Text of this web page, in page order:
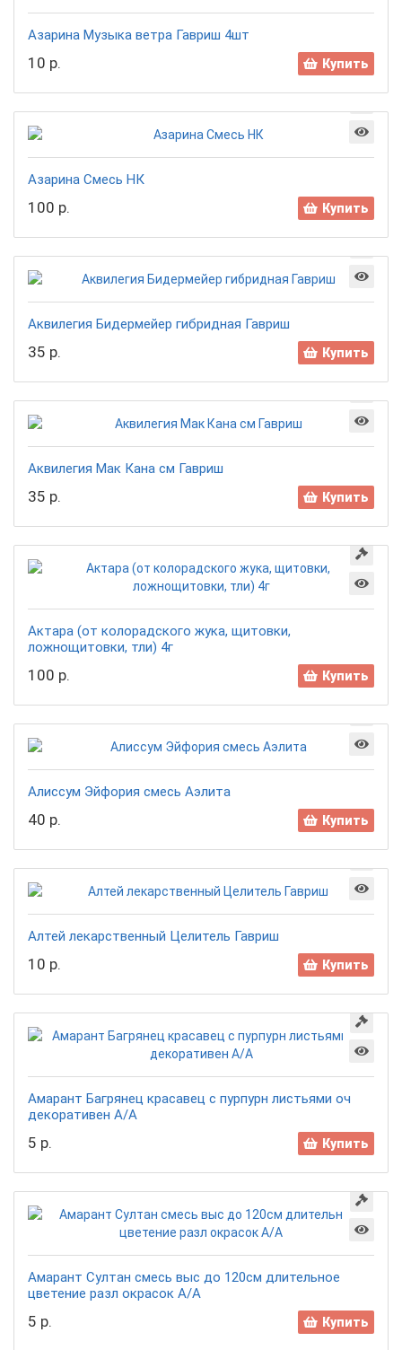
Азарина Музыка ветра Гавриш 4шт
10 р. Купить
Азарина Смесь НК
100 р. Купить
Аквилегия Бидермейер гибридная Гавриш
35 р. Купить
Аквилегия Мак Кана см Гавриш
35 р. Купить
Актара (от колорадского жука, щитовки,
ложнощитовки, тли) 4г
100 р. Купить
Алиссум Эйфория смесь Аэлита
40 р. Купить
Алтей лекарственный Целитель Гавриш
10 р. Купить
Амарант Багрянец красавец с пурпурн листьями оч
декоративен А/А
5 р. Купить
Амарант Султан смесь выс до 120см длительное
цветение разл окрасок А/А
5 р. Купить